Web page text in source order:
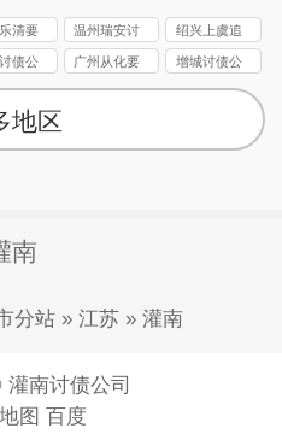
清要
温州瑞安讨
债公司
绍兴上虞追
债公司
债公
广州从化要
债公司
增城讨债公
司
地区
南
分站» 江苏» 灌南
南讨债公司
图
百度